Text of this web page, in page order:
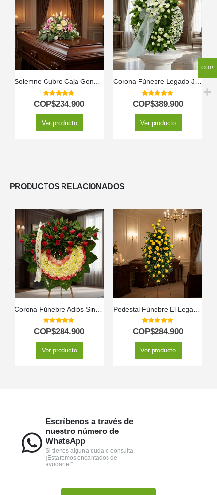
5.00out of 5
COP$234.900
Ver producto
5.00out of 5
COP$389.900
Ver producto
PRODUCTOS RELACIONADOS
5.00out of 5
COP$284.900
Ver producto
5.00out of 5
COP$284.900
Ver producto
Escríbenos a través de
nuestro número de
WhatsApp
Si tienes alguna duda o consulta.
¡Estaremos encantados de
ayudarte!"
COP